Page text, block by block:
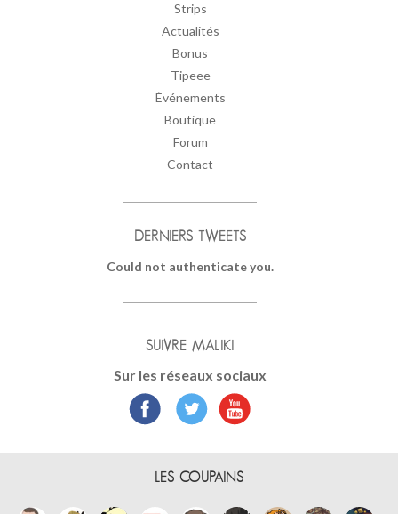
Strips
Actualités
Bonus
Tipeee
Événements
Boutique
Forum
Contact
DERNIERS TWEETS
Could not authenticate you.
SUIVRE MALIKI
Sur les réseaux sociaux
LES COUPAINS